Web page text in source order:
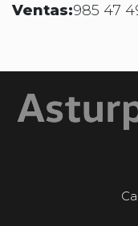
Ventas:985 47